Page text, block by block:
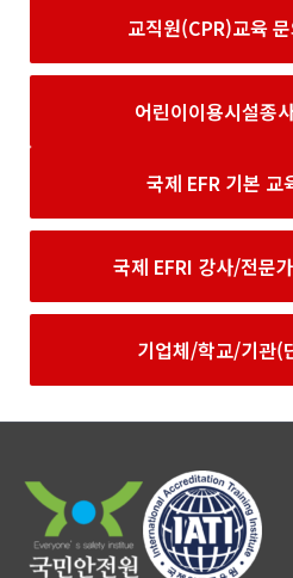
교직원(CPR)교육
어린이이용시설종
국제 EFR 기본 교
국제 EFRI 강사/전문
기업체/학교/기관(